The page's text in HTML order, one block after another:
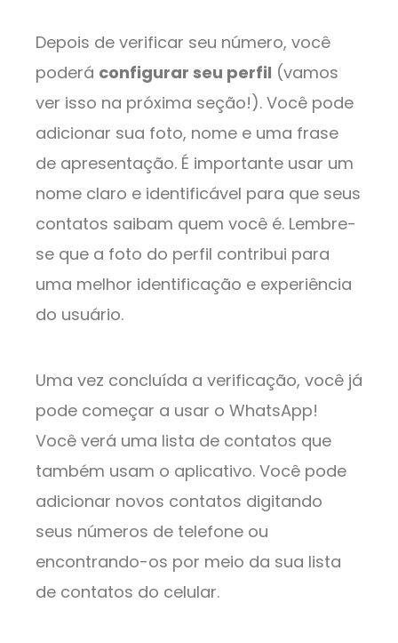
Depois de verificar seu número, você
poderá configurar seu perfil (vamos
ver isso na próxima seção!). Você pode
adicionar sua foto, nome e uma frase
de apresentação. É importante usar um
nome claro e identificável para que seus
contatos saibam quem você é. Lembre-
se que a foto do perfil contribui para
uma melhor identificação e experiência
do usuário.
Uma vez concluída a verificação, você já
pode começar a usar o WhatsApp!
Você verá uma lista de contatos que
também usam o aplicativo. Você pode
adicionar novos contatos digitando
seus números de telefone ou
encontrando-os por meio da sua lista
de contatos do celular.